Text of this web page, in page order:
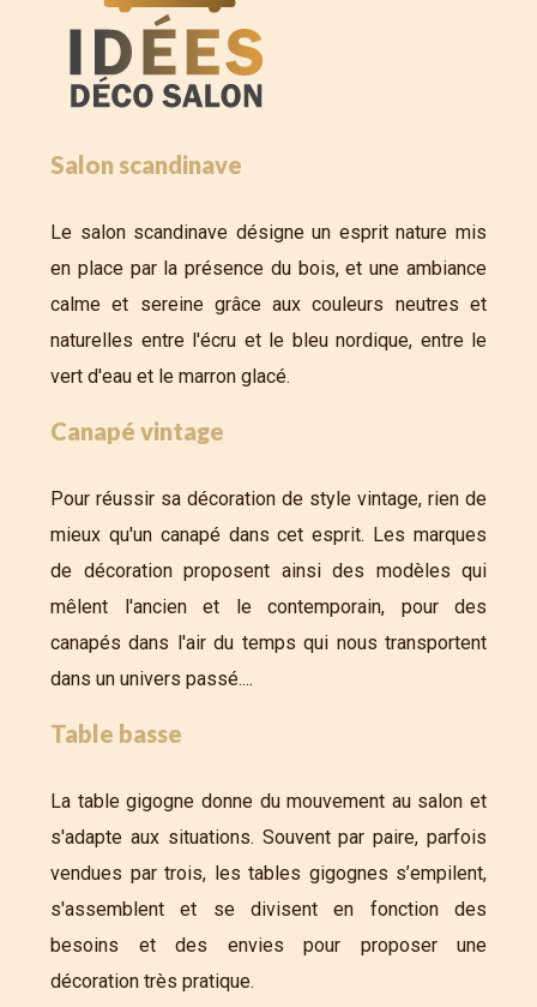
Salon scandinave
Le salon scandinave désigne un esprit nature mis
en place par la présence du bois, et une ambiance
calme et sereine grâce aux couleurs neutres et
naturelles entre l'écru et le bleu nordique, entre le
vert d'eau et le marron glacé.
Canapé vintage
Pour réussir sa décoration de style vintage, rien de
mieux qu'un canapé dans cet esprit. Les marques
de décoration proposent ainsi des modèles qui
mêlent l'ancien et le contemporain, pour des
canapés dans l'air du temps qui nous transportent
dans un univers passé....
Table basse
La table gigogne donne du mouvement au salon et
s'adapte aux situations. Souvent par paire, parfois
vendues par trois, les tables gigognes s’empilent,
s'assemblent et se divisent en fonction des
besoins et des envies pour proposer une
décoration très pratique.